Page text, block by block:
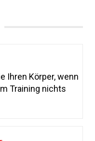
Ihren Körper, wenn
Training nichts